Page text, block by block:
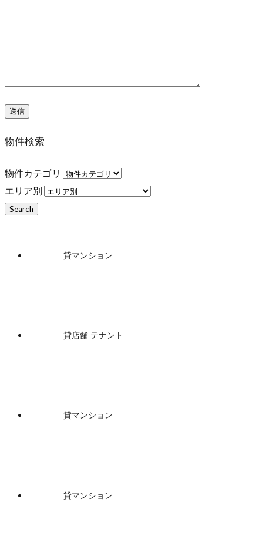
物件検索
物件カテゴリ
エリア別
貸マンション
貸店舗 テナント
貸マンション
貸マンション